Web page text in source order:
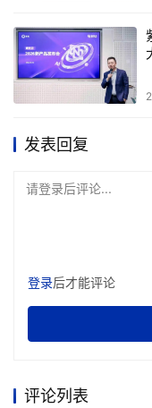
发表回复
请登录后评论...
登录后才能评论
评论列表